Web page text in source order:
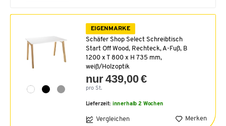
EIGENMARKE
Schäfer Shop Select Schreibtisch
Start Off Wood, Rechteck, A-Fuß, B
1200 x T 800 x H 735 mm,
weiß/Holzoptik
nur 439,00 €
pro St.
Lieferzeit: innerhalb 2 Wochen
Vergleichen Merken